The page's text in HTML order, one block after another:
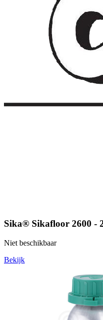
Sika® Sikafloor 2600 -
Niet beschikbaar
Bekijk